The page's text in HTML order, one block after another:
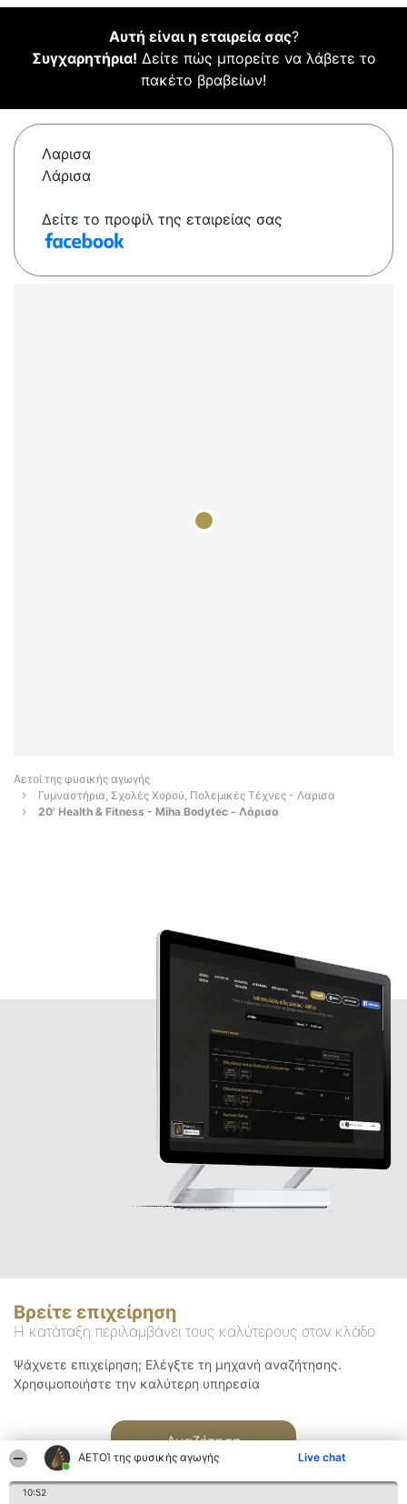
ΑΕΤΟΊ της φυσικής αγωγής Live chat
10:52
Αυτή είναι η εταιρεία σας?
Συγχαρητήρια! Δείτε πώς μπορείτε να λάβετε το
πακέτο βραβείων!
Λαρισα
Λάρισα
Δείτε το προφίλ της εταιρείας σας
Αετοί της φυσικής αγωγής
Γυμναστήρια, Σχολές Χορού, Πολεμικές Τέχνες - Λαρισα
20' Health & Fitness - Miha Bodytec - Λάρισα
Βρείτε επιχείρηση
Η κατάταξη περιλαμβάνει τους καλύτερους στον κλάδο
Ψάχνετε επιχείρηση; Ελέγξτε τη μηχανή αναζήτησης.
Χρησιμοποιήστε την καλύτερη υπηρεσία
Αναζήτηση